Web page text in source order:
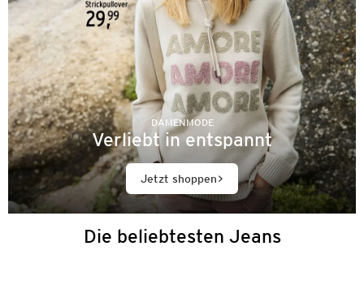
DAMENMODE
Verliebt in entspannt
Jetzt shoppen
Die beliebtesten Jeans